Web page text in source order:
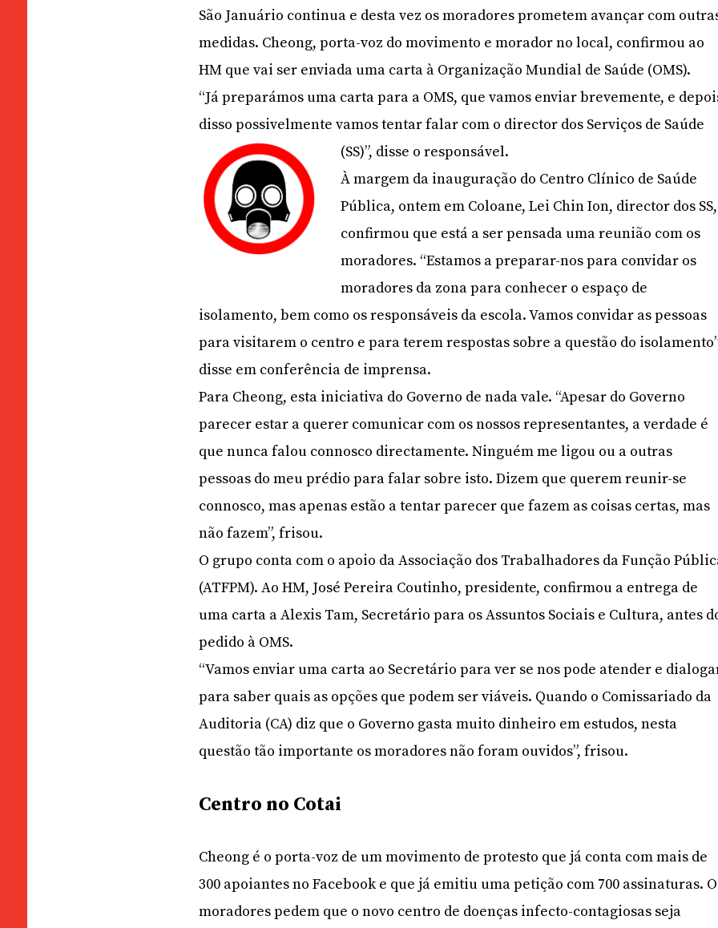
São Januário continua e desta vez os moradores prometem avançar com
medidas. Cheong, porta-voz do movimento e morador no local, confirmou ao
HM que vai ser enviada uma carta à Organização Mundial de Saúde (OMS).
“Já preparámos uma carta para a OMS, que vamos enviar brevemente, e
disso possivelmente vamos tentar falar com o director dos Serviços de Saúde
(SS)”, disse o responsável.
À margem da inauguração do Centro Clínico de Saúde
Pública, ontem em Coloane, Lei Chin Ion, director dos SS,
confirmou que está a ser pensada uma reunião com os
moradores. “Estamos a preparar-nos para convidar os
moradores da zona para conhecer o espaço de
isolamento, bem como os responsáveis da escola. Vamos convidar as pessoas
para visitarem o centro e para terem respostas sobre a questão do
disse em conferência de imprensa.
Para Cheong, esta iniciativa do Governo de nada vale. “Apesar do Governo
parecer estar a querer comunicar com os nossos representantes, a verdade é
que nunca falou connosco directamente. Ninguém me ligou ou a outras
pessoas do meu prédio para falar sobre isto. Dizem que querem reunir-se
connosco, mas apenas estão a tentar parecer que fazem as coisas certas, mas
não fazem”, frisou.
O grupo conta com o apoio da Associação dos Trabalhadores da Função
(ATFPM). Ao HM, José Pereira Coutinho, presidente, confirmou a entrega de
uma carta a Alexis Tam, Secretário para os Assuntos Sociais e Cultura, antes
pedido à OMS.
“Vamos enviar uma carta ao Secretário para ver se nos pode atender e
para saber quais as opções que podem ser viáveis. Quando o Comissariado da
Auditoria (CA) diz que o Governo gasta muito dinheiro em estudos, nesta
questão tão importante os moradores não foram ouvidos”, frisou.
Centro no Cotai
Cheong é o porta-voz de um movimento de protesto que já conta com mais de
300 apoiantes no Facebook e que já emitiu uma petição com 700 assinaturas.
moradores pedem que o novo centro de doenças infecto-contagiosas seja